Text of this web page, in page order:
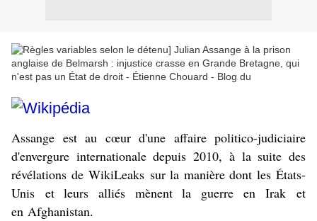
Assange est au cœur d'une affaire politico-judiciaire
d'envergure internationale depuis 2010, à la suite des
révélations de WikiLeaks sur la manière dont les États-
Unis et leurs alliés mènent la guerre enIrak et
en Afghanistan.